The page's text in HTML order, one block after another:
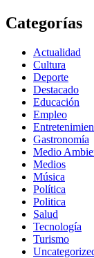
Categorías
Actualidad
Cultura
Deporte
Destacado
Educación
Empleo
Gastronomía
Medio
Medios
Música
Política
Politica
Salud
Tecnología
Turismo